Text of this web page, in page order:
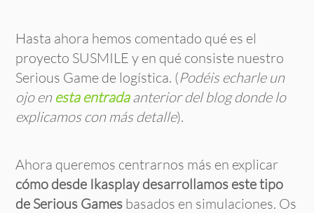
Hasta ahora hemos comentado qué es el
proyecto SUSMILE y en qué consiste nuestro
Serious Game de logística. (Podéis echarle un
ojo en esta entradaanterior del blog donde lo
explicamos con más detalle).
Ahora queremos centrarnos más en explicar
cómo desde Ikasplay desarrollamos este tipo
de Serious Games basados en simulaciones. Os